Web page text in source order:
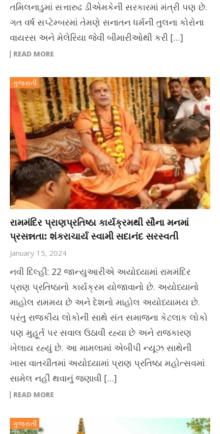
તમિલનાડુમાં સત્તારુઢ ડીએમકેની સરકારમાં મંત્રી પણ છે.
ગત વર્ષ સપ્ટેમ્બરમાં તેમણે સનાતન ધર્મની તુલના કોરોના
વાયરસ અને મેલેરિયા જેવી બીમારીઓથી કરી […]
READ MORE
ગુજરાતી
રામમંદિર પ્રાણપ્રતિષ્ઠા કાર્યક્રમથી સૌના મનમાં
પ્રસન્નતા: શંકરાચાર્ય સ્વામી સદાનંદ સરસ્વતી
January 15, 2024
નવી દિલ્હી: 22 જાન્યુઆરીએ અયોધ્યામાં રામમંદિર
પ્રાણ પ્રતિષ્ઠાનો કાર્યક્રમ યોજાવાનો છે. અયોધ્યાનો
માહોલ રામમય છે અને દેશનો માહોલ અયોધ્યામય છે.
પરંતુ રાજકીય લોકોની સાથે સંત સમાજના કેટલાક લોકો
પણ મુહૂર્ત પર સવાલ ઉઠાવી રહ્યા છે અને રાજકારણ
ખેલાય રહ્યું છે. આ મામલામાં એબીપી ન્યૂઝ સાથેની
ખાસ વાતચીતમાં અયોધ્યામાં પ્રાણ પ્રતિષ્ઠા મહોત્સવમાં
સામેલ નહીં થવાનું જણાવી […]
READ MORE
ગુજરાતી